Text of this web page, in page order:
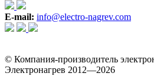
E-mail: info@electro-nagrev.com
© Компания-производитель
Электронагрев 2012—2026